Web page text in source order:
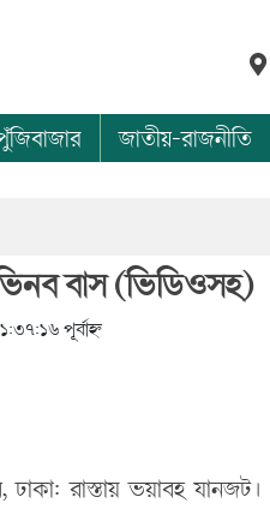
জাতীয়-রাজনীতি
বাস (ভিডিওসহ)
পূর্বাহ্ন
ঢাকা: রাস্তায় ভয়াবহ